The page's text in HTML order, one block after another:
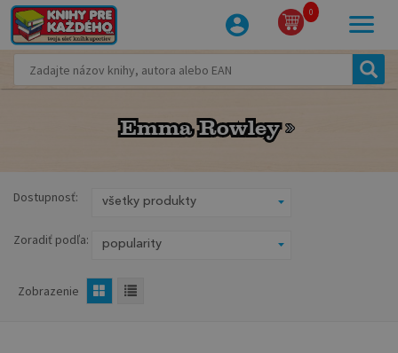
0
Emma Rowley
Emma Rowley
Dostupnosť:
Zoradiť podľa:
Zobrazenie